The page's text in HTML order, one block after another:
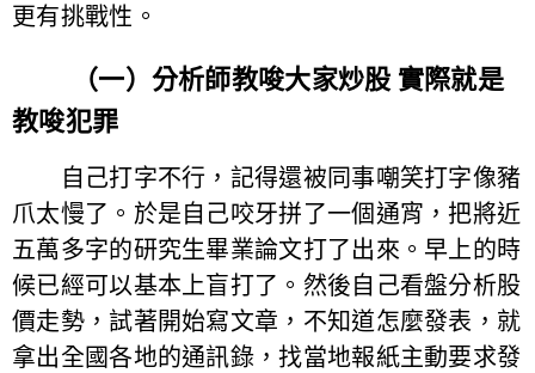
更有挑戰性。
（一）分析師教唆大家炒股 實際就是
教唆犯罪
自己打字不行，記得還被同事嘲笑打字像豬
爪太慢了。於是自己咬牙拼了一個通宵，把將近
五萬多字的研究生畢業論文打了出來。早上的時
候已經可以基本上盲打了。然後自己看盤分析股
價走勢，試著開始寫文章，不知道怎麼發表，就
拿出全國各地的通訊錄，找當地報紙主動要求發